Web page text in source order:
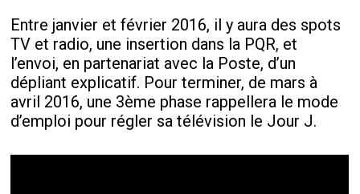
Entre janvier et février 2016, il y aura des spots
TV et radio, une insertion dans la PQR, et
l’envoi, en partenariat avec la Poste, d’un
dépliant explicatif. Pour terminer, de mars à
avril 2016, une 3ème phase rappellera le mode
d’emploi pour régler sa télévision le Jour J.